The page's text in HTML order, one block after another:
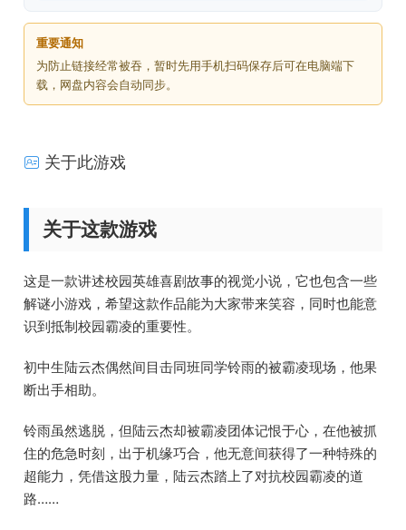
重要通知
为防止链接经常被吞，暂时先用手机扫码保存后可在电脑端下
载，网盘内容会自动同步。
关于此游戏
关于这款游戏
这是一款讲述校园英雄喜剧故事的视觉小说，它也包含一些
解谜小游戏，希望这款作品能为大家带来笑容，同时也能意
识到抵制校园霸凌的重要性。
初中生陆云杰偶然间目击同班同学铃雨的被霸凌现场，他果
断出手相助。
铃雨虽然逃脱，但陆云杰却被霸凌团体记恨于心，在他被抓
住的危急时刻，出于机缘巧合，他无意间获得了一种特殊的
超能力，凭借这股力量，陆云杰踏上了对抗校园霸凌的道
路……